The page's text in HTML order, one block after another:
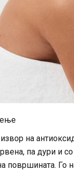
на
па дури и
површината. Го